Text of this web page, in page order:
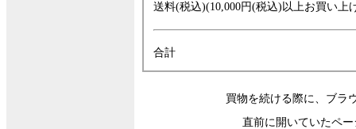
送料(税込)(10,000円(税込)以上お買い上
合計
買物を続ける際に、ブラ
直前に開いていたペ